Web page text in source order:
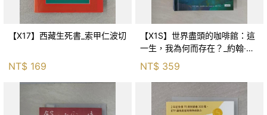
【X17】西藏生死書_索甲仁波切
NT$ 169
【X1S】世界盡頭的咖啡館：這
一生，我為何而存在？_約翰‧史
崔勒基, Elsa
NT$ 359